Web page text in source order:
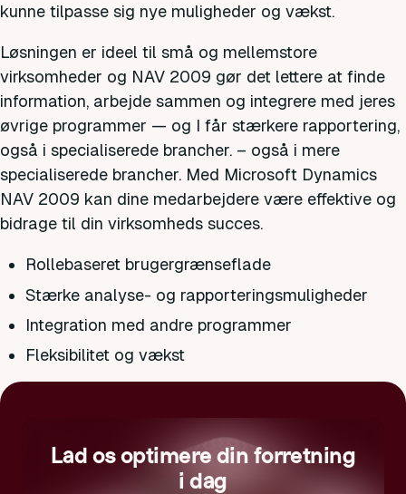
kunne tilpasse sig nye muligheder og vækst.
Løsningen er ideel til små og mellemstore
virksomheder og NAV 2009 gør det lettere at finde
information, arbejde sammen og integrere med jeres
øvrige programmer — og I får stærkere rapportering,
også i specialiserede brancher. – også i mere
specialiserede brancher. Med Microsoft Dynamics
NAV 2009 kan dine medarbejdere være effektive og
bidrage til din virksomheds succes.
Rollebaseret brugergrænseflade
Stærke analyse- og rapporteringsmuligheder
Integration med andre programmer
Fleksibilitet og vækst
Lad os optimere din forretning
i dag